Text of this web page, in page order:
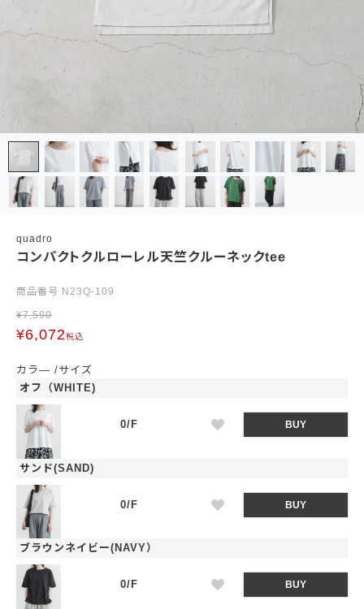
quadro
コンパクトクルローレル天竺クルーネックtee
商品番号 N23Q-109
¥7,590
¥6,072税込
カラ―
サイズ
オフ（WHITE)
0/F BUY
サンド(SAND)
0/F BUY
ブラウンネイビー(NAVY）
0/F BUY